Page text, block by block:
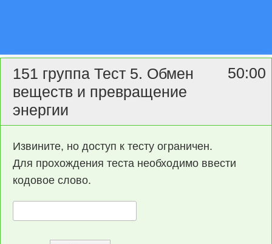
50:00
151 группа Тест 5. Обмен
веществ и превращение
энергии
Извините, но доступ к тесту ограничен.
Для прохождения теста необходимо ввести
кодовое слово.